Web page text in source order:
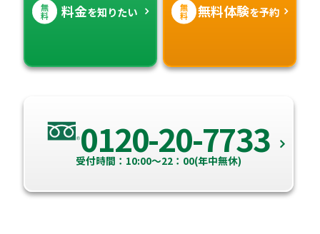
無
料 料金を知りたい 無
料 無料体験を予約
0120-20-7733
受付時間：10:00～22：00(年中無休)